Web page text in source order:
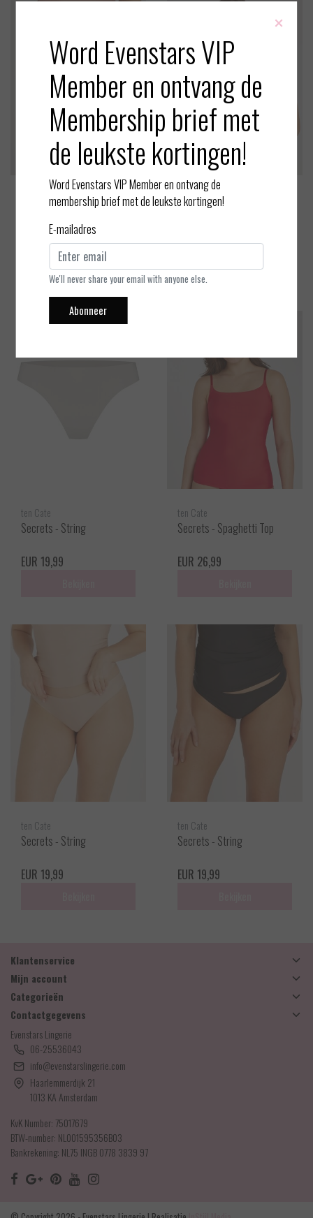
ten Cate
EUR 19,99
Bekijken
ten Cate
EUR 34,99
Bekijken
ten Cate
Secrets - String
EUR 19,99
ten Cate
Secrets - Spaghetti Top
EUR 26,99
ten Cate
Secrets - String
EUR 19,99
ten Cate
Secrets - String
EUR 19,99
Klantenservice
Mijn account
Categorieën
Contactgegevens
Evenstars Lingerie
06-25536043
info@evenstarslingerie.com
Haarlemmerdijk 21
1013 KA Amsterdam
KvK Number: 75017679
BTW-number: NL001595356B03
Bankrekening: NL75 INGB 0778 3839 97
×
Word Evenstars VIP
Member en ontvang de
Membership brief met
de leukste kortingen!
Word Evenstars VIP Member en ontvang de
membership brief met de leukste kortingen!
E-mailadres
We'll never share your email with anyone else.
Abonneer